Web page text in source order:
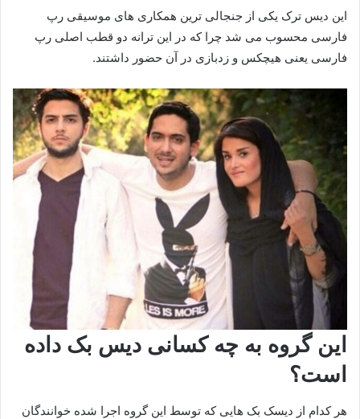
این دیس ترک یکی از جنجالی ترین همکاری های موسیقی رپ
فارسی محسوب می شد چرا که در این ترانه دو قطب اصلی رپ
فارسی یعنی هیچکس و زدبازی در آن حضور داشتند.
این گروه به چه کسانی دیس بک داده
است؟
هر کدام از دیسک بک هایی که توسط این گروه اجرا شده خوانندگان